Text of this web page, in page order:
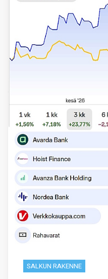
SALKUN RAKENNE